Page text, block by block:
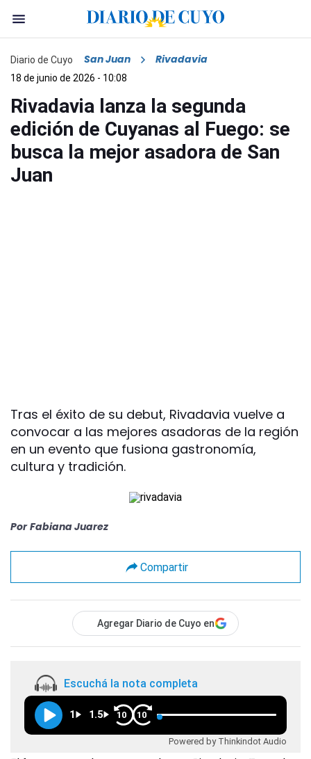
Diario de Cuyo San Juan Rivadavia
18 de junio de 2026 - 10:08
Rivadavia lanza la segunda
edición de Cuyanas al Fuego: se
busca la mejor asadora de San
Juan
Tras el éxito de su debut, Rivadavia vuelve a
convocar a las mejores asadoras de la región
en un evento que fusiona gastronomía,
cultura y tradición.
Por Fabiana Juarez
Compartir
Agregar Diario de Cuyo en
Escuchá la nota completa
1 1.5 10 10
Powered by Thinkindot Audio